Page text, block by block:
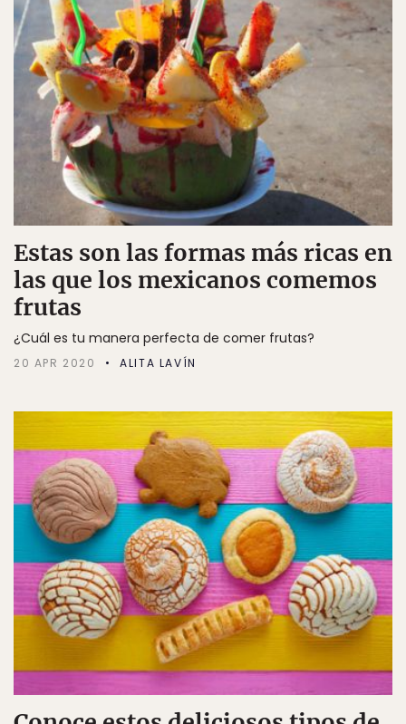
Estas son las formas más ricas en
las que los mexicanos comemos
frutas
¿Cuál es tu manera perfecta de comer frutas?
20 APR 2020 ALITA LAVÍN